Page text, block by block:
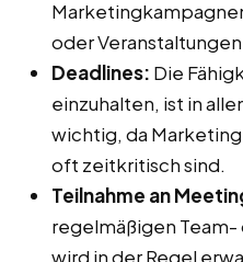
oder
Deadlines: Die
einzuhalten, ist in
wichtig, da
oft zeitkritisch sind.
Teilnahme an
regelmäßigen
wird in der Regel